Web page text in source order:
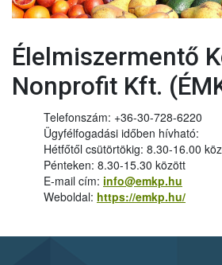
Élelmiszermentő
Nonprofit Kft.
Telefonszám: +36-30-728-6220
Ügyfélfogadási időben hívható:
Hétfőtől csütörtökig: 8.30-16.00
Pénteken: 8.30-15.30 között
E-mail cím: info@emkp.hu
Weboldal: https://emkp.hu/